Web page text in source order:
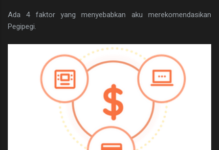
Ada 4 faktor yang menyebabkan aku merekomendasikan
Pegipegi.